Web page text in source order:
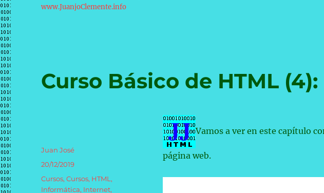
www.JuanjoClemente.info
Curso Básico de HTML
Vamos a ver en este capítulo
página web.
Autor
Juan José
Publicado
el
20/12/2019
Categorías
Cursos,Cursos, HTML ,
Informática, Internet,